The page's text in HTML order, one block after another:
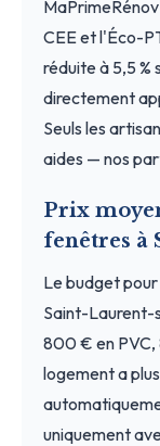
CEE et l'Éco-
réduite à 5,5 %
directement
Seuls les
aides — nos
Prix
fenêtres à
Le budget
Saint-Laurent-
800 € en PVC,
logement a
uniquement